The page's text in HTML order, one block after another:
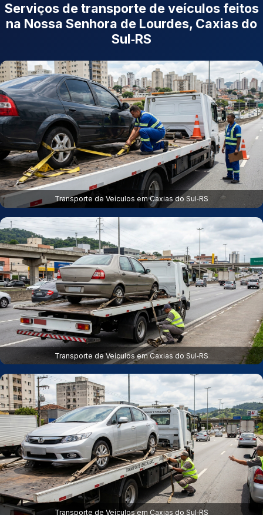
Serviços de transporte de veículos feitos
na Nossa Senhora de Lourdes, Caxias do
Sul‑RS
Transporte de Veículos em Caxias do Sul‑RS
Transporte de Veículos em Caxias do Sul‑RS
Transporte de Veículos em Caxias do Sul‑RS